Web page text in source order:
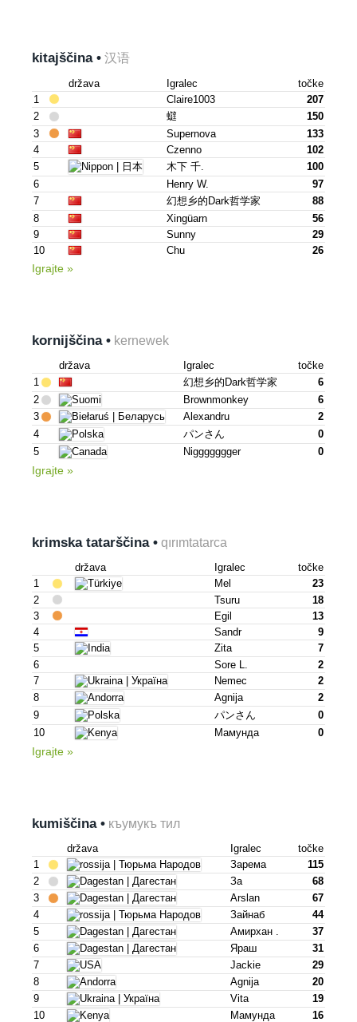
kitajščina • 汉语
država Igralec
točke
1
Claire1003
207
2
䗴
150
3
Supernova
133
4
Czenno
102
5
木下 千.
100
6
Henry W.
97
7
幻想乡的dark哲学家
88
8
Xingüarn
56
9
Sunny
29
10
Chu 26
Igrajte »
kornijščina • kernewek
država Igralec
točke
1
幻想乡的dark哲学家
6
2
Brownmonkey
6
3
Alexandru
2
4
パンさん
0
5
Niggggggger 0
Igrajte »
krimska tatarščina • qırımtatarca
država Igralec
točke
1
Mel
23
2
Tsuru
18
3
Egil
13
4
Sandr
9
5
Zita
7
6
Sore L.
2
7
Nemec
2
8
Agnija
2
9
パンさん
0
10
Мамунда 0
Igrajte »
kumiščina • къумукъ тил
država Igralec
točke
1
Зарема
115
2
За
68
3
Arslan
67
4
Зайнаб
44
5
Амирхан .
37
6
Яраш
31
7
Jackie
29
8
Agnija
20
9
Vita
19
10
Мамунда 16